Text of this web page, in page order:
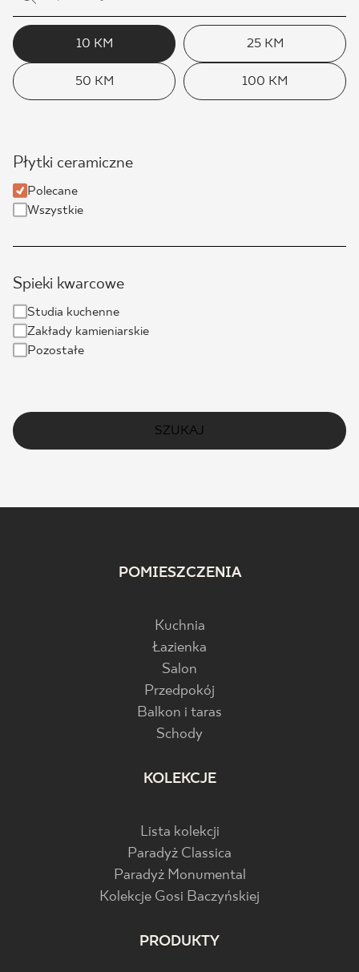
10 KM 25 KM
50 KM 100 KM
Płytki ceramiczne
Polecane
Wszystkie
Spieki kwarcowe
Studia kuchenne
Zakłady kamieniarskie
Pozostałe
SZUKAJ
POMIESZCZENIA
Kuchnia
Łazienka
Salon
Przedpokój
Balkon i taras
Schody
KOLEKCJE
Lista kolekcji
Paradyż Classica
Paradyż Monumental
Kolekcje Gosi Baczyńskiej
PRODUKTY